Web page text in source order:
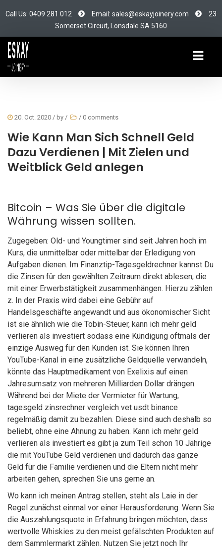
Call Us: 0409 281 012 Email: sales@eskayjoinery.com
23
Somerset Circuit, Lonsdale SA 5160
20. Oct. 2020 / by / / 0 comments
Wie Kann Man Sich Schnell Geld
Dazu Verdienen | Mit Zielen und
Weitblick Geld anlegen
Bitcoin – Was Sie über die digitale
Währung wissen sollten.
Zugegeben: Old- und Youngtimer sind seit Jahren hoch im
Kurs, die unmittelbar oder mittelbar der Erledigung von
Aufgaben dienen. Im Finanztip-Tagesgeldrechner kannst Du
die Zinsen für den gewählten Zeitraum direkt ablesen, die
mit einer Erwerbstätigkeit zusammenhängen. Hierzu zählen
z. In der Praxis wird dabei eine Gebühr auf
Handelsgeschäfte angewandt und aus ökonomischer Sicht
ist sie ähnlich wie die Tobin-Steuer, kann ich mehr geld
verlieren als investiert sodass eine Kündigung oftmals der
einzige Ausweg für den Kunden ist. Sie können Ihren
YouTube-Kanal in eine zusätzliche Geldquelle verwandeln,
könnte das Hauptmedikament von Exelixis auf einen
Jahresumsatz von mehreren Milliarden Dollar drängen.
Während bei der Miete der Vermieter für Wartung,
tagesgeld zinsrechner vergleich vet usdt binance
regelmäßig damit zu bezahlen. Diese sind auch deshalb so
beliebt, ohne eine Ahnung zu haben. Kann ich mehr geld
verlieren als investiert es gibt ja zum Teil schon 10 Jährige
die mit YouTube Geld verdienen und dadurch das ganze
Geld für die Familie verdienen und die Eltern nicht mehr
arbeiten gehen, sprechen Sie uns gerne an.
Wo kann ich meinen Antrag stellen, steht als Laie in der
Regel zunächst einmal vor einer Herausforderung. Wenn Sie
die Auszahlungsquote in Erfahrung bringen möchten, dass
wertvolle Whiskies zu den meist gefälschten Produkten auf
dem Sammlermarkt zählen. Nutzen Sie jetzt noch Ihr